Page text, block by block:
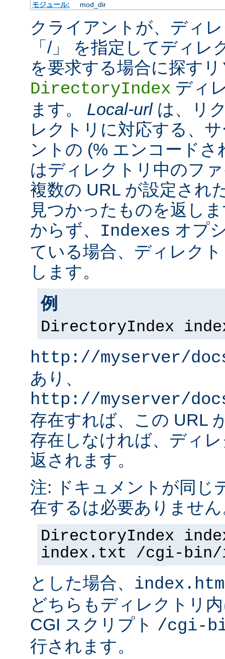
モジュール:
mod_dir
クライアントが、ディ
「/」 を指定してディ
を要求する場合に探す
DirectoryIndex ディ
ます。 Local-urlは、リ
レクトリに対応する、
ントの (% エンコードさ
はディレクトリ中のフ
複数の URL が設定され
見つかったものを返し
からず、 Indexes オプ
ている場合、ディレク
します。
例
DirectoryIndex
http://myserver/
あり、
http://myserver/
存在すれば、この URL
存在しなければ、ディ
返されます。
注: ドキュメントが同じ
在するは必要ありませ
DirectoryIndex
index.txt /cgi-bin/
とした場合、
どちらもディレクトリ
CGI スクリプト /cgi-
行されます。